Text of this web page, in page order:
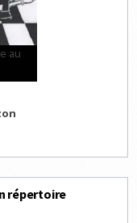
au
répertoire